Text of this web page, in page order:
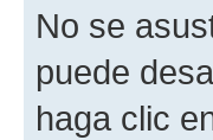
No se
puede
haga clic